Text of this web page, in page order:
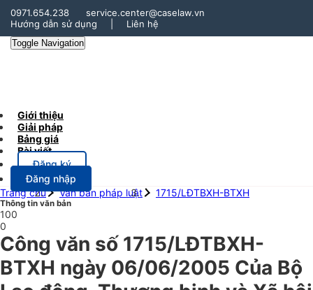
0971.654.238
service.center@caselaw.vn
Hướng dẫn sử dụng
Liên hệ
Toggle Navigation
Giới thiệu
Giải pháp
Bảng giá
Bài viết
Đăng ký
Đăng nhập
Trang chủ
Văn bản pháp luật 1715/LĐTBXH-BTXH
Thông tin văn bản
100
0
Công văn số 1715/LĐTBXH-
BTXH ngày 06/06/2005 Của Bộ